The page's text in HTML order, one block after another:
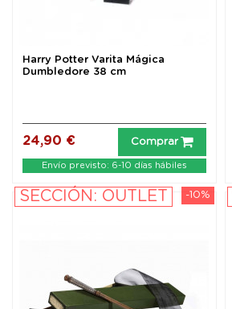
Harry Potter Varita Mágica
Dumbledore 38 cm
24,90 € Comprar
Envío previsto: 6-10 días hábiles
-10%
SECCIÓN: OUTLET